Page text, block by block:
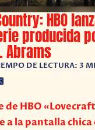
HBO
producida
Abrams
DE LECTURA: 3
de HBO
a la pantalla